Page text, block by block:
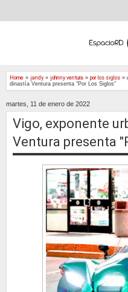
Home » jandy » johnny ventura » por los siglos »
dinastía Ventura presenta "Por Los Siglos"
martes, 11 de enero de 2022
Vigo, exponente
Ventura presenta